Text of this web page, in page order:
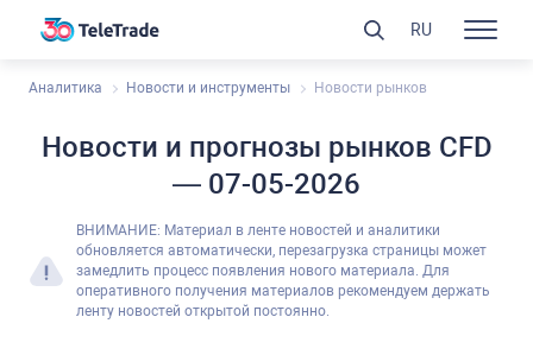
Аналитика Новости и инструменты Новости рынков
Новости и прогнозы рынков CFD
— 07-05-2026
ВНИМАНИЕ: Материал в ленте новостей и аналитики
обновляется автоматически, перезагрузка страницы может
замедлить процесс появления нового материала. Для
оперативного получения материалов рекомендуем держать
ленту новостей открытой постоянно.
RU